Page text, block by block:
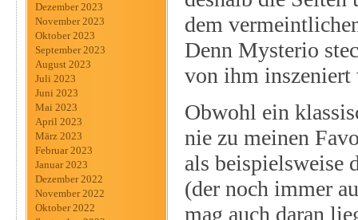
Dezember 2023
November 2023
Oktober 2023
September 2023
August 2023
Juli 2023
Juni 2023
Mai 2023
April 2023
März 2023
Februar 2023
Januar 2023
Dezember 2022
November 2022
Oktober 2022
dem
Denn Mysterio
von ihm
Obwohl ein
nie zu meinen
als beispielsweise
(der noch immer
mag auch daran